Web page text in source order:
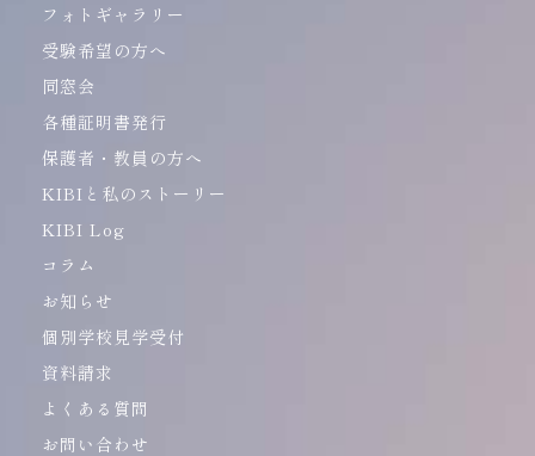
フォトギャラリー
受験希望の方へ
同窓会
各種証明書発行
保護者・教員の方へ
KIBIと私のストーリー
KIBI Log
コラム
お知らせ
個別学校見学受付
資料請求
よくある質問
お問い合わせ